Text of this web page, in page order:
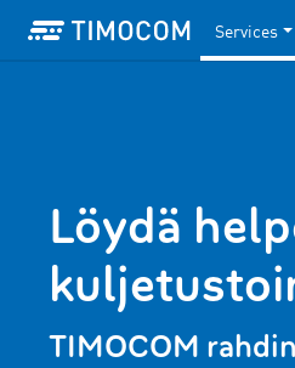
Services
Löydä
TIMOCOM